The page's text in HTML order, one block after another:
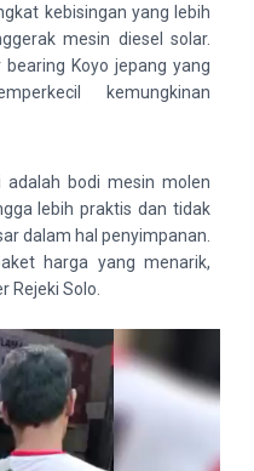
kebisingan yang lebih
mesin diesel solar.
Koyo jepang yang
kemungkinan
adalah bodi mesin molen
lebih praktis dan tidak
dalam hal penyimpanan.
harga yang menarik,
Rejeki Solo.